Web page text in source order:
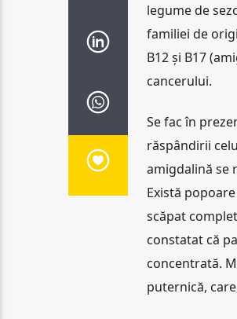
legume de
familiei de
B12 și B17
cancerului.
Se fac în
răspândirii
amigdalină se
Există
scăpat
constatat că
concentrată.
puternică,